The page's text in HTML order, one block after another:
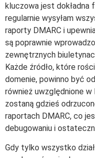
kluczowa jest dokładna
regularnie wysyłam
raporty DMARC i
są poprawnie
zewnętrznych
Każde źródło, które
domenie, powinno być
również uwzględnione
zostaną gdzieś
raportach DMARC, co
debugowaniu i
Gdy tylko wszystko